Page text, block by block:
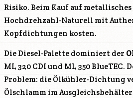
Risiko. Beim Kauf auf
Hochdrehzahl-Naturell mit
Kopfdichtungen kosten.
Die Diesel-Palette dominiert der
ML 320 CDI und ML 350 BlueTEC.
Problem: die Ölkühler-Dichtung
Ölschlamm im